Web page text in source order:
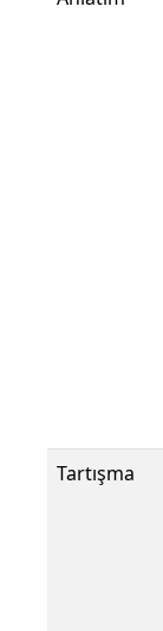
Tartışma